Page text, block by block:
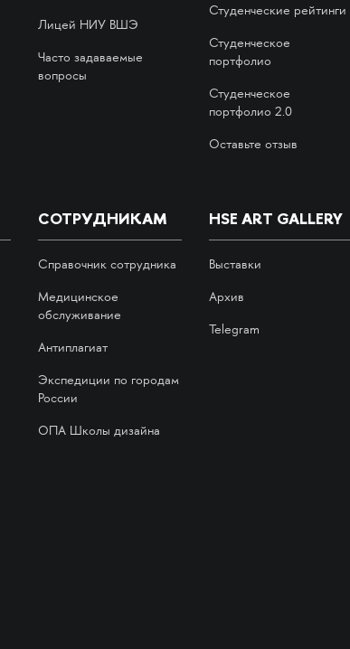
Лицей НИУ ВШЭ
Часто задаваемые
вопросы
Студенческие рейтинги
Студенческое
портфолио
Студенческое
портфолио 2.0
Оставьте отзыв
СОТРУДНИКАМ
Справочник сотрудника
Медицинское
обслуживание
Антиплагиат
Экспедиции по городам
России
ОПА Школы дизайна
HSE ART GALLERY
Выставки
Архив
Telegram